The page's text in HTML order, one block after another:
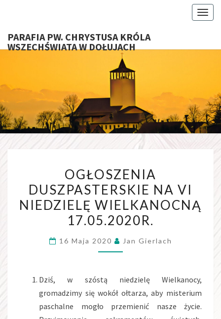
PARAFIA PW. CHRYSTUSA KRÓLA
WSZECHŚWIATA W DOŁUJACH
W
DUSZPASTERSKIE
NA
VI
NIEDZIELĘ
17.05.2020R.
OGŁOSZENIA
DUSZPASTERSKIE NA VI
NIEDZIELĘ WIELKANOCNĄ
17.05.2020R.
16 Maja 2020 Jan Gierlach
Dziś, w szóstą niedzielę Wielkanocy,
gromadzimy się wokół ołtarza, aby misterium
paschalne mogło przemienić nasze życie.